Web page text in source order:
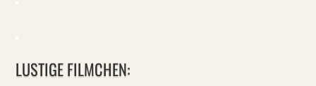
LUSTIGE FILMCHEN: